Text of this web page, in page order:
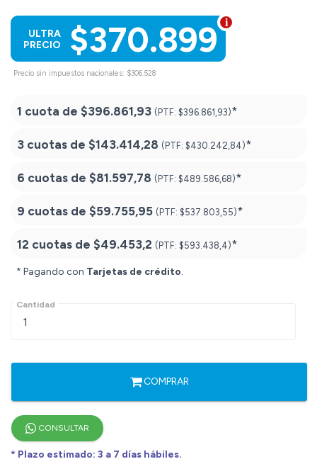
$370.899
ULTRA
PRECIO
Precio sin impuestos nacionales: $306.528
1 cuota de $396.861,93 (PTF: $396.861,93)*
3 cuotas de $143.414,28 (PTF: $430.242,84)*
6 cuotas de $81.597,78 (PTF: $489.586,68)*
9 cuotas de $59.755,95 (PTF: $537.803,55)*
12 cuotas de $49.453,2 (PTF: $593.438,4)*
* Pagando con Tarjetas de crédito.
Cantidad
COMPRAR
CONSULTAR
* Plazo estimado: 3 a 7 días hábiles.